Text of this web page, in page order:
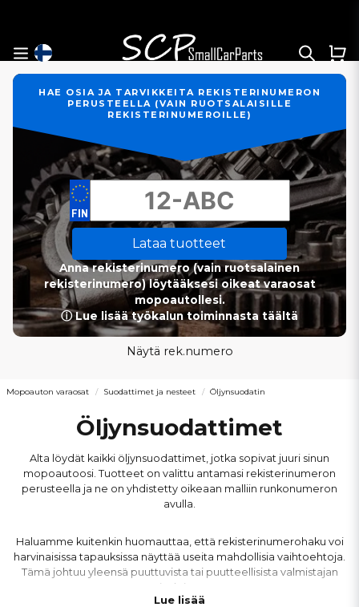
HAE OSIA JA TARVIKKEITA REKISTERINUMERON
PERUSTEELLA (VAIN RUOTSALAISILLE
REKISTERINUMEROILLE)
Lataa tuotteet
Anna rekisterinumero (vain ruotsalainen
rekisterinumero) löytääksesi oikeat varaosat
mopoautollesi.
ⓘ Lue lisää työkalun toiminnasta täältä
Näytä rek.numero
Mopoauton varaosat Suodattimet ja nesteet Öljynsuodatin
Öljynsuodattimet
Alta löydät kaikki öljynsuodattimet, jotka sopivat juuri sinun
mopoautoosi. Tuotteet on valittu antamasi rekisterinumeron
perusteella ja ne on yhdistetty oikeaan malliin runkonumeron
avulla.
Haluamme kuitenkin huomauttaa, että rekisterinumerohaku voi
harvinaisissa tapauksissa näyttää useita mahdollisia vaihtoehtoja.
Tämä johtuu yleensä puuttuvista tai puutteellisista valmistajan
tiedoista.
Lue lisää